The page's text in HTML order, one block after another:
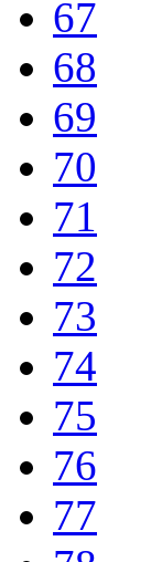
67
68
69
70
71
72
73
74
75
76
77